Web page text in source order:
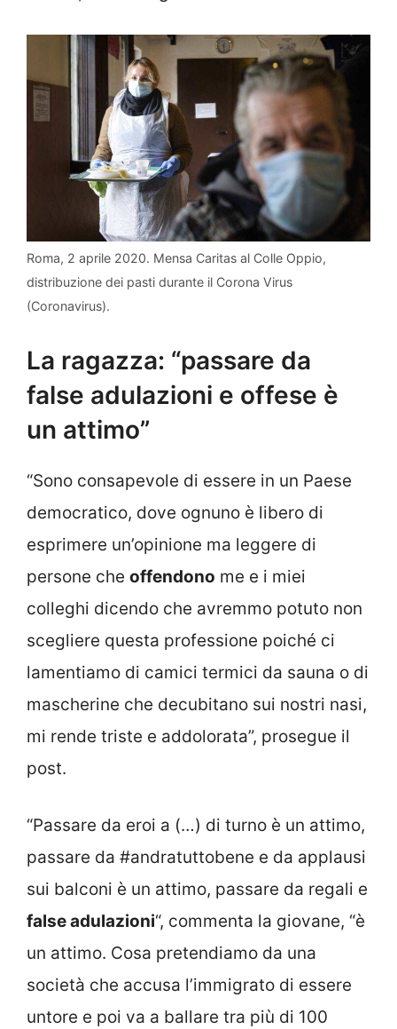
Roma, 2 aprile 2020. Mensa Caritas al Colle Oppio,
distribuzione dei pasti durante il Corona Virus
(Coronavirus).
La ragazza: “passare da
false adulazioni e offese è
un attimo”
“Sono consapevole di essere in un Paese
democratico, dove ognuno è libero di
esprimere un’opinione ma leggere di
persone che offendono me e i miei
colleghi dicendo che avremmo potuto non
scegliere questa professione poiché ci
lamentiamo di camici termici da sauna o di
mascherine che decubitano sui nostri nasi,
mi rende triste e addolorata”, prosegue il
post.
“Passare da eroi a (…) di turno è un attimo,
passare da #andratuttobene e da applausi
sui balconi è un attimo, passare da regali e
false adulazioni“, commenta la giovane, “è
un attimo. Cosa pretendiamo da una
società che accusa l’immigrato di essere
untore e poi va a ballare tra più di 100